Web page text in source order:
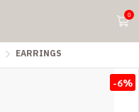
0
EARRINGS
-6%